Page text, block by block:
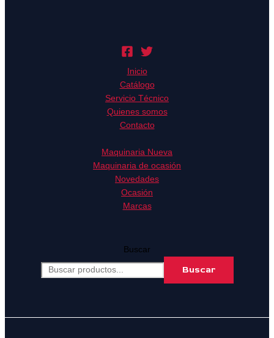
Inicio
Catálogo
Servicio Técnico
Quienes somos
Contacto
Maquinaria Nueva
Maquinaria de ocasión
Novedades
Ocasión
Marcas
Buscar
Buscar